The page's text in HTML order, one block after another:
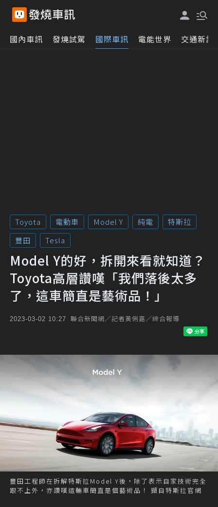
國內車訊 發燒試駕 國際車訊 電能世界 交通新訊
Toyota 電動車 Model Y 純電
特斯拉
豐田
Tesla
Model Y的好，拆開來看就知道？
Toyota高層讚嘆「我們落後太多
了，這車簡直是藝術品！」
2023-03-02 10:27 聯合新聞網／記者黃俐嘉／綜合報導
豐田工程師在拆解特斯拉Model Y後，除了表示自家技術完全
跟不上外，亦讚嘆這輛車簡直是個藝術品！ 擷自特斯拉官網